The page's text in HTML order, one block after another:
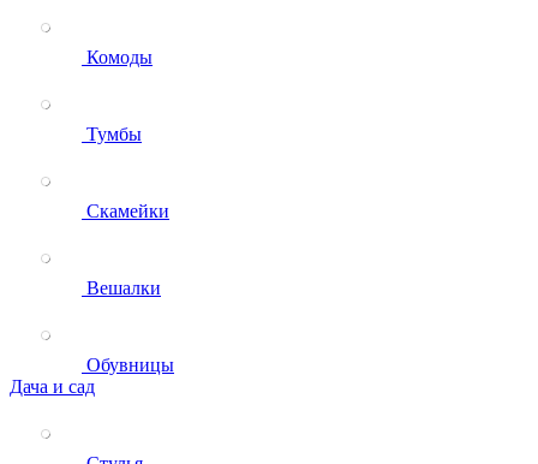
Комоды
Тумбы
Скамейки
Вешалки
Обувницы
Дача и сад